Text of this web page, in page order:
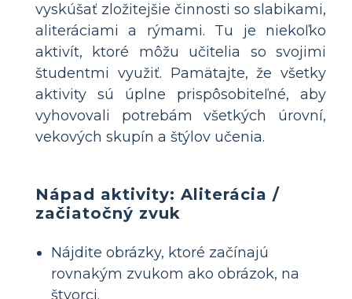
vyskúšať zložitejšie činnosti so slabikami,
aliteráciami a rýmami. Tu je niekoľko
aktivít, ktoré môžu učitelia so svojimi
študentmi využiť. Pamätajte, že všetky
aktivity sú úplne prispôsobiteľné, aby
vyhovovali potrebám všetkých úrovní,
vekových skupín a štýlov učenia.
Nápad aktivity: Aliterácia /
začiatočný zvuk
Nájdite obrázky, ktoré začínajú
rovnakým zvukom ako obrázok, na
štvorci.